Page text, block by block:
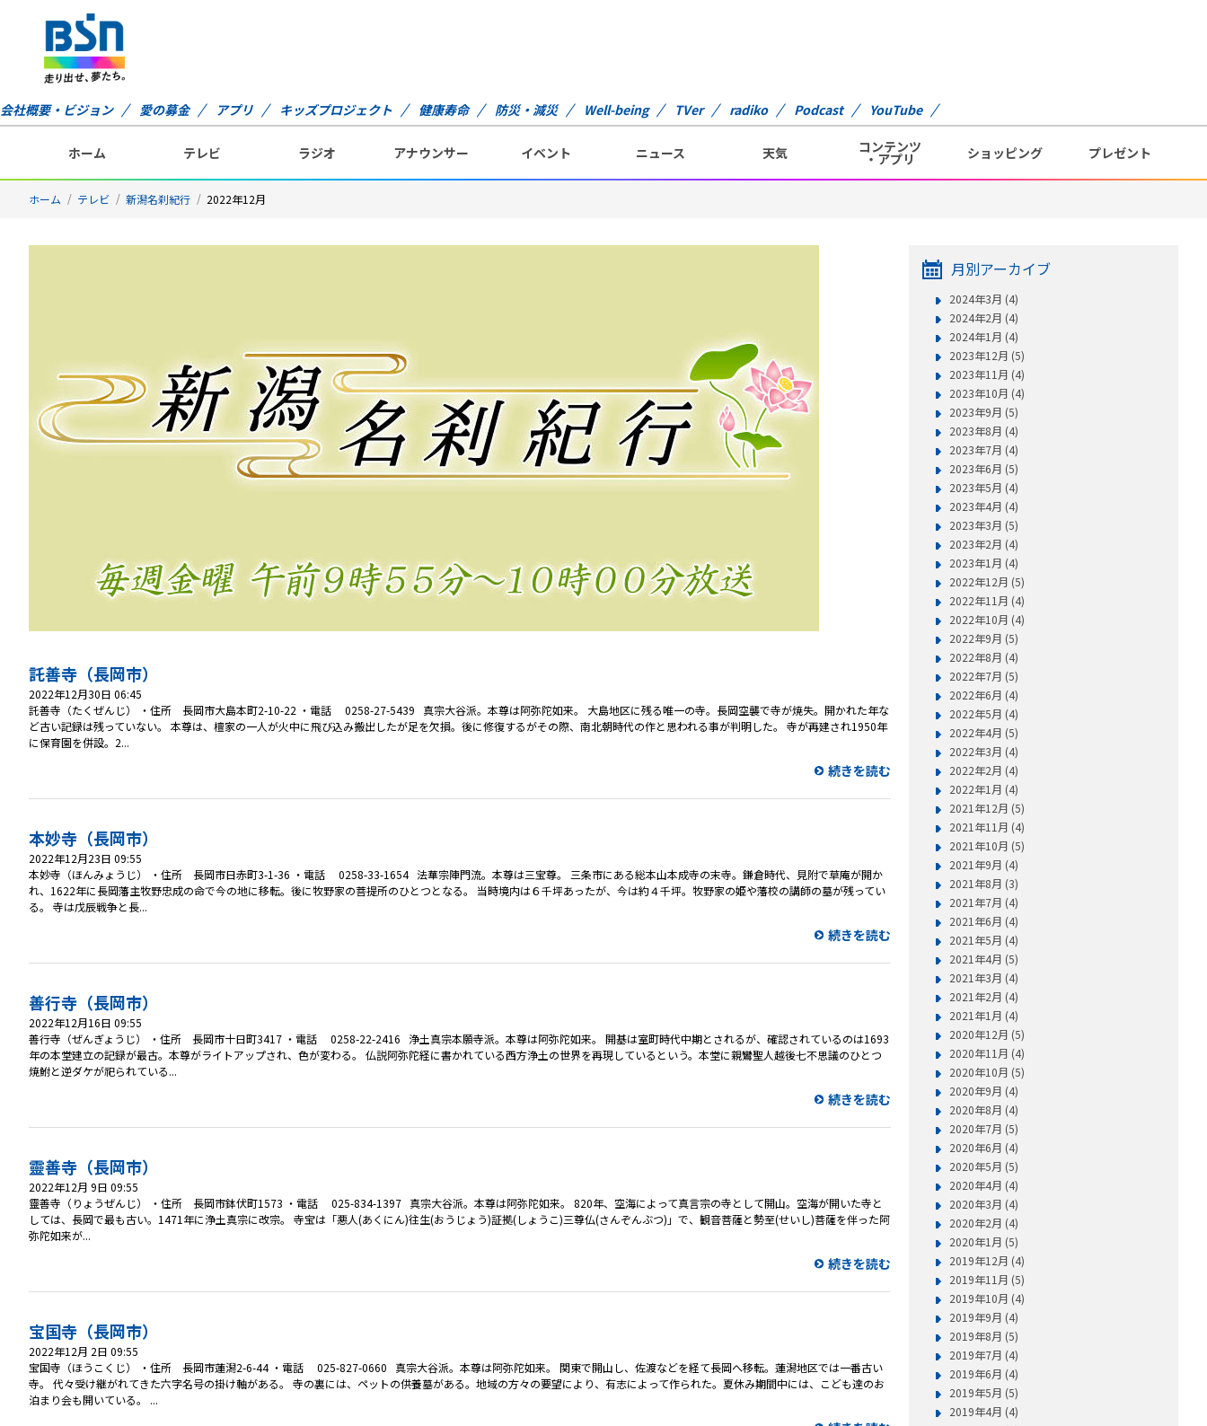
会社概要・ビジョン 愛の募金 アプリ キッズプロジェクト 健康寿命 防災・減災 Well-being TVer radiko Podcast YouTube
ホーム テレビ ラジオ アナウンサー イベント ニュース 天気 コンテンツ
・アプリ ショッピング プレゼント
ホーム テレビ 新潟名刹紀行 2022年12月
託善寺（長岡市）
2022年12月30日 06:45
託善寺（たくぜんじ） ・住所 長岡市大島本町2-10-22 ・電話 0258-27-5439 真宗大谷派。本尊は阿弥陀如来。 大島地区に残る唯一の寺。長岡空襲で寺が焼失。開かれた年な
ど古い記録は残っていない。 本尊は、檀家の一人が火中に飛び込み搬出したが足を欠損。後に修復するがその際、南北朝時代の作と思われる事が判明した。 寺が再建され1950年
に保育園を併設。2...
続きを読む
本妙寺（長岡市）
2022年12月23日 09:55
本妙寺（ほんみょうじ） ・住所 長岡市日赤町3-1-36 ・電話 0258-33-1654 法華宗陣門流。本尊は三宝尊。 三条市にある総本山本成寺の末寺。鎌倉時代、見附で草庵が開か
れ、1622年に長岡藩主牧野忠成の命で今の地に移転。後に牧野家の菩提所のひとつとなる。 当時境内は６千坪あったが、今は約４千坪。牧野家の姫や藩校の講師の墓が残ってい
る。 寺は戊辰戦争と長...
続きを読む
善行寺（長岡市）
2022年12月16日 09:55
善行寺（ぜんぎょうじ） ・住所 長岡市十日町3417 ・電話 0258-22-2416 浄土真宗本願寺派。本尊は阿弥陀如来。 開基は室町時代中期とされるが、確認されているのは1693
年の本堂建立の記録が最古。本尊がライトアップされ、色が変わる。 仏説阿弥陀経に書かれている西方浄土の世界を再現しているという。本堂に親鸞聖人越後七不思議のひとつ
焼鮒と逆ダケが祀られている...
続きを読む
靈善寺（長岡市）
2022年12月 9日 09:55
靈善寺（りょうぜんじ） ・住所 長岡市鉢伏町1573 ・電話 025-834-1397 真宗大谷派。本尊は阿弥陀如来。 820年、空海によって真言宗の寺として開山。空海が開いた寺と
しては、長岡で最も古い。1471年に浄土真宗に改宗。 寺宝は「悪人(あくにん)往生(おうじょう)証拠(しょうこ)三尊仏(さんぞんぶつ)」で、観音菩薩と勢至(せいし)菩薩を伴った阿
弥陀如来が...
続きを読む
宝国寺（長岡市）
2022年12月 2日 09:55
宝国寺（ほうこくじ） ・住所 長岡市蓮潟2-6-44 ・電話 025-827-0660 真宗大谷派。本尊は阿弥陀如来。 関東で開山し、佐渡などを経て長岡へ移転。蓮潟地区では一番古い
寺。 代々受け継がれてきた六字名号の掛け軸がある。 寺の裏には、ペットの供養墓がある。地域の方々の要望により、有志によって作られた。夏休み期間中には、こども達のお
泊まり会も開いている。 ...
月別アーカイブ
2024年3月 (4)
2024年2月 (4)
2024年1月 (4)
2023年12月 (5)
2023年11月 (4)
2023年10月 (4)
2023年9月 (5)
2023年8月 (4)
2023年7月 (4)
2023年6月 (5)
2023年5月 (4)
2023年4月 (4)
2023年3月 (5)
2023年2月 (4)
2023年1月 (4)
2022年12月 (5)
2022年11月 (4)
2022年10月 (4)
2022年9月 (5)
2022年8月 (4)
2022年7月 (5)
2022年6月 (4)
2022年5月 (4)
2022年4月 (5)
2022年3月 (4)
2022年2月 (4)
2022年1月 (4)
2021年12月 (5)
2021年11月 (4)
2021年10月 (5)
2021年9月 (4)
2021年8月 (3)
2021年7月 (4)
2021年6月 (4)
2021年5月 (4)
2021年4月 (5)
2021年3月 (4)
2021年2月 (4)
2021年1月 (4)
2020年12月 (5)
2020年11月 (4)
2020年10月 (5)
2020年9月 (4)
2020年8月 (4)
2020年7月 (5)
2020年6月 (4)
2020年5月 (5)
2020年4月 (4)
2020年3月 (4)
2020年2月 (4)
2020年1月 (5)
2019年12月 (4)
2019年11月 (5)
2019年10月 (4)
2019年9月 (4)
2019年8月 (5)
2019年7月 (4)
2019年6月 (4)
2019年5月 (5)
2019年4月 (4)